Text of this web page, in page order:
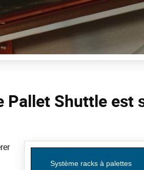
Pallet Shuttle est
Système racks à palettes